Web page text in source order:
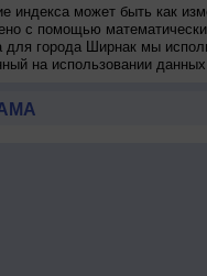
индекса может быть как
с помощью
для города Ширнак мы
на использовании